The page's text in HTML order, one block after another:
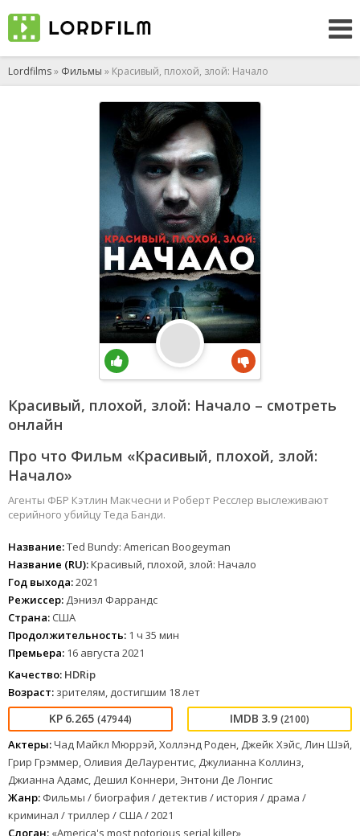
Lordfilms» Фильмы » Красивый, плохой, злой: Начало
Красивый, плохой, злой: Начало – смотреть
онлайн
Про что Фильм «Красивый, плохой, злой:
Начало»
Агенты ФБР Кэтлин Макчесни и Роберт Ресслер выслеживают
серийного убийцу Теда Банди.
Название:Ted Bundy: American Boogeyman
Название (RU):Красивый, плохой, злой: Начало
Год выхода:2021
Режиссер: Дэниэл Фаррандс
Страна: США
Продолжительность: 1 ч 35 мин
Премьера: 16 августа 2021
Качество: HDRip
Возраст: зрителям, достигшим 18 лет
6.265 (47944) 3.9 (2100)
Актеры:Чад Майкл Мюррэй, Холлэнд Роден, Джейк Хэйс, Лин Шэй,
Грир Грэммер, Оливия ДеЛаурентис, Джулианна Коллинз,
Джианна Адамс, Дешил Коннери, Энтони Де Лонгис
Жанр: Фильмы / биография / детектив / история / драма /
криминал / триллер / США / 2021
Слоган: «America's most notorious serial killer»